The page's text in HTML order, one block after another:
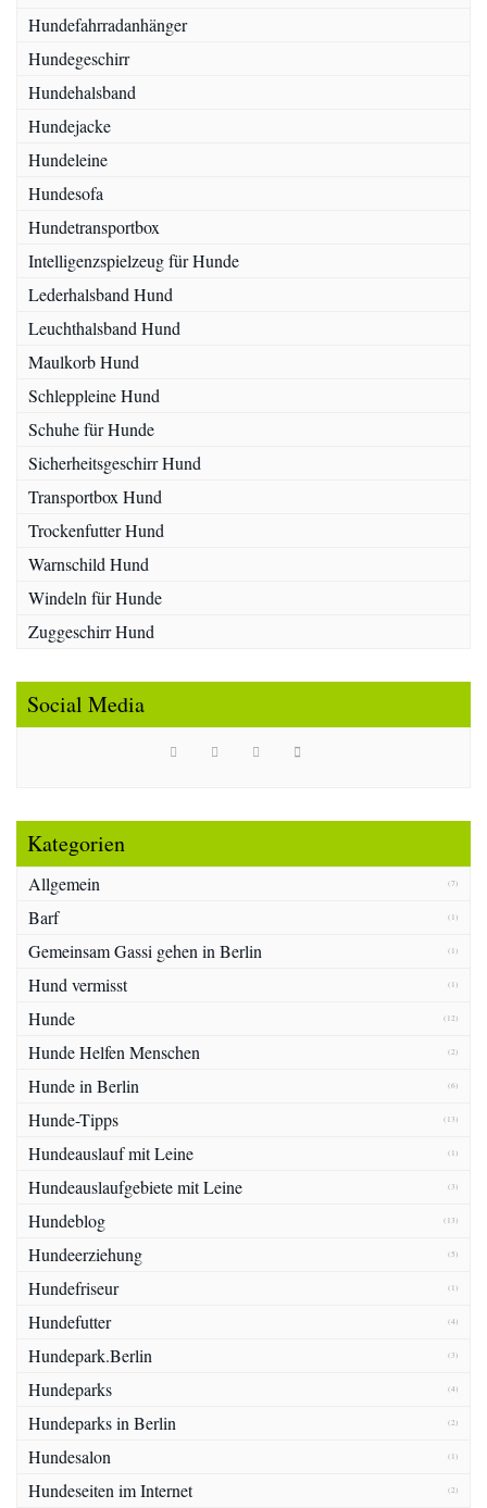
Hundefahrradanhänger
Hundegeschirr
Hundehalsband
Hundejacke
Hundeleine
Hundesofa
Hundetransportbox
Intelligenzspielzeug für Hunde
Lederhalsband Hund
Leuchthalsband Hund
Maulkorb Hund
Schleppleine Hund
Schuhe für Hunde
Sicherheitsgeschirr Hund
Transportbox Hund
Trockenfutter Hund
Warnschild Hund
Windeln für Hunde
Zuggeschirr Hund
Social Media
Kategorien
Allgemein (7)
Barf (1)
Gemeinsam Gassi gehen in Berlin (1)
Hund vermisst (1)
Hunde (12)
Hunde Helfen Menschen (2)
Hunde in Berlin (6)
Hunde-Tipps (13)
Hundeauslauf mit Leine (1)
Hundeauslaufgebiete mit Leine (3)
Hundeblog (13)
Hundeerziehung (5)
Hundefriseur (1)
Hundefutter (4)
Hundepark.Berlin (3)
Hundeparks (4)
Hundeparks in Berlin (2)
Hundesalon (1)
Hundeseiten im Internet (2)